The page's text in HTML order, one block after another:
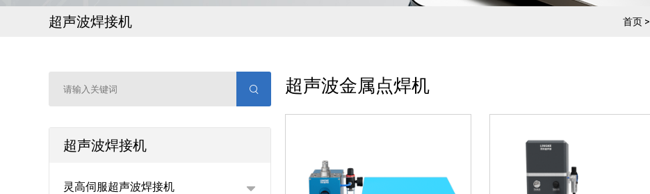
超声波焊接机 首页 >
超声波焊接机
灵高伺服超声波焊接机
超声波金属点焊机
1、3种操作模式:时间模式、
理3、采用西门子可编程控制
器,时间可精确到毫秒...
1、3种操作模式: 手动模式、
时间模式、能量模式2、运用